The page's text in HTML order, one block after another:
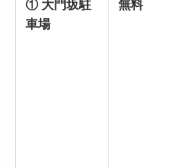
① 大門坂駐
車場
無料